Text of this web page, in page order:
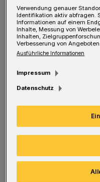
Foto: Christoph Petersen
30er Zone in
von 22 bis 6 Uhr.
in Wuppertal
Bahnstraße) nicht.
Thomas Rehmes
Verwendung genauer
Identifikation aktiv abfragen.
Informationen auf einem
Inhalte, Messung von
Inhalten,
Verbesserung von Angeboten.
Ausführliche Informationen
Impressum
Datenschutz